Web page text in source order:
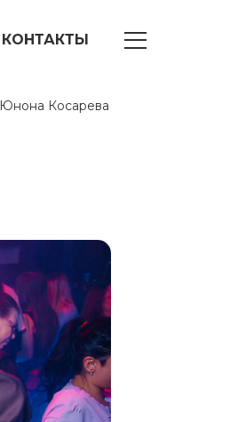
КОНТАКТЫ
Юнона Косарева